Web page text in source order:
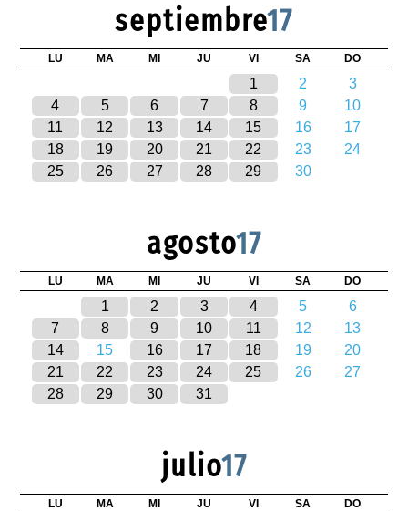
septiembre17
LU MA MI JU VI SA DO
1 2
3
4
5 6 7 8 9
10
11
12 13 14 15 16
17
18
19 20 21 22 23
24
25
26 27 28 29 30
agosto17
LU MA MI JU VI SA DO
1 2 3 4 5
6
7
8 9 10 11 12
13
14
15 16 17 18 19
20
21
22 23 24 25 26
27
28
29 30 31
julio17
LU MA MI JU VI SA DO